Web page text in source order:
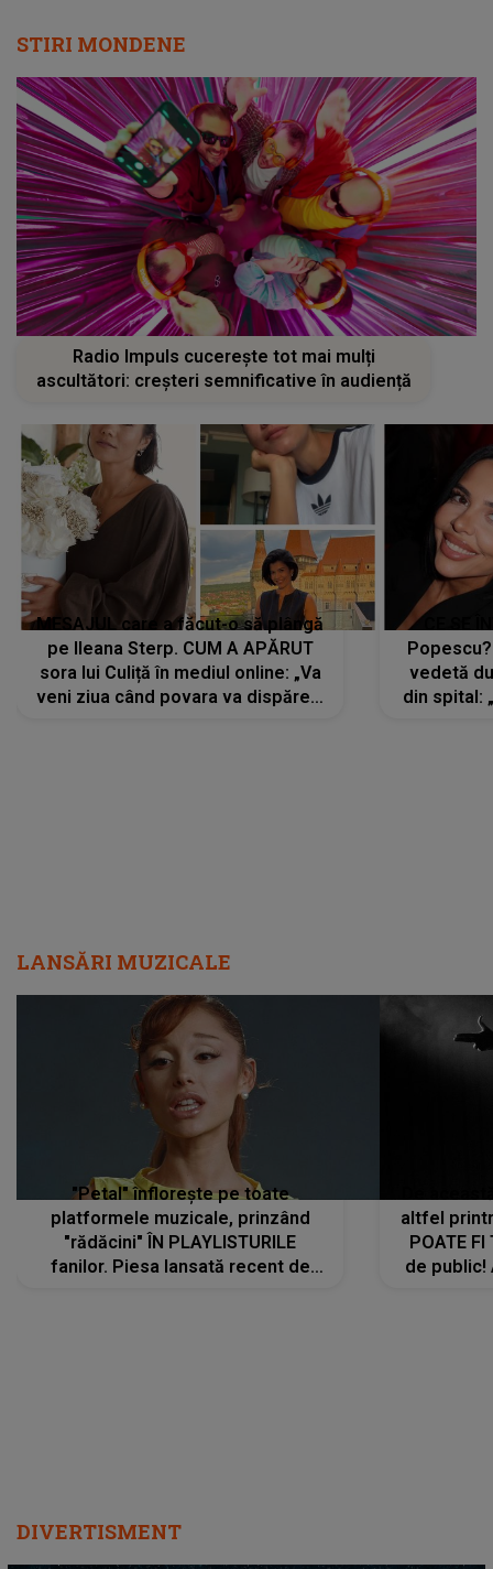
STIRI MONDENE
Radio Impuls cucerește tot mai mulți
ascultători: creșteri semnificative în audiență
MESAJUL care a făcut-o să plângă
pe Ileana Sterp. CUM A APĂRUT
sora lui Culiță în mediul online: „Va
veni ziua când povara va dispărea,
vedetă
din spital:
LANSĂRI MUZICALE
"Petal" înflorește pe toate
platformele muzicale, prinzând
"rădăcini" ÎN PLAYLISTURILE
fanilor. Piesa lansată recent de
altfel
POATE FI
de public!
DIVERTISMENT